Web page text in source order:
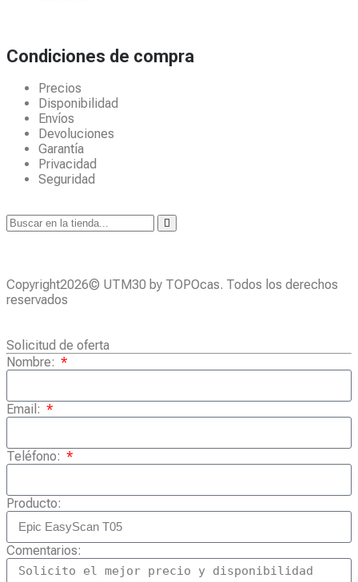
Condiciones de compra
Precios
Disponibilidad
Envíos
Devoluciones
Garantía
Privacidad
Seguridad
Copyright2026© UTM30 by TOPOcas. Todos los derechos
reservados
Solicitud de oferta
Nombre:
Email:
Teléfono:
Producto:
Comentarios: